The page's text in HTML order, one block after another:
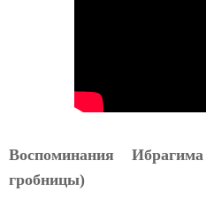
Воспоминания
гробницы)